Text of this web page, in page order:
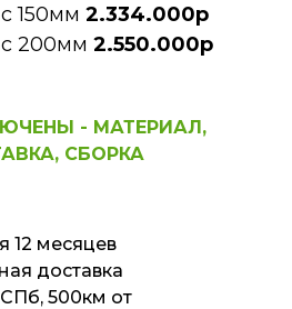
150мм 2.334.000р
200мм 2.550.000р
12 месяцев
доставка
500км от
- МАТЕРИАЛ,
СБОРКА